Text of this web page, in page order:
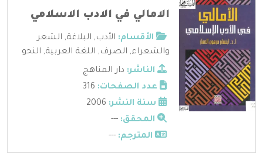
الامالي في الادب الاسلامي
الأقسام: الأدب, البلاغة, الشعر
والشعراء, الصرف, اللغة العربية, النحو
الناشر: دار المناهج
عدد الصفحات:
سنة النشر:
المحقق: ---
المترجم: ---